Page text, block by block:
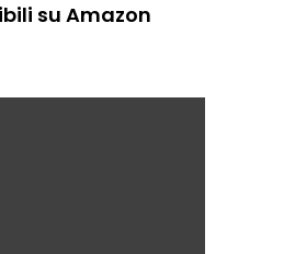
su Amazon